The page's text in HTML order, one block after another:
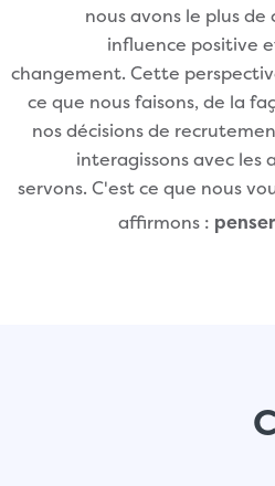
nous avons le plus
influence positive
changement. Cette
ce que nous faisons, de la
nos décisions de
interagissons avec les
servons. C'est ce que nous
affirmons :